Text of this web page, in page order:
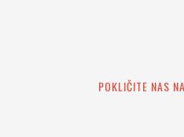
POKLIČITE NAS